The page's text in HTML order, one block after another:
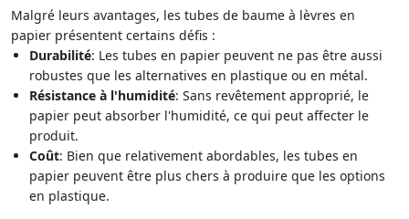
Malgré leurs avantages, les tubes de baume à lèvres en
papier présentent certains défis :
Durabilité: Les tubes en papier peuvent ne pas être aussi
robustes que les alternatives en plastique ou en métal.
Résistance à l'humidité: Sans revêtement approprié, le
papier peut absorber l'humidité, ce qui peut affecter le
produit.
Coût: Bien que relativement abordables, les tubes en
papier peuvent être plus chers à produire que les options
en plastique.